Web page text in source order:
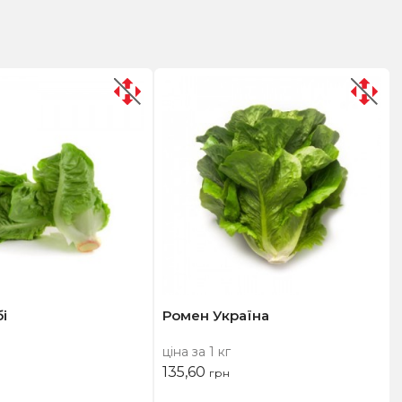
Ромен Україна
ціна за 1 кг
135,60 грн